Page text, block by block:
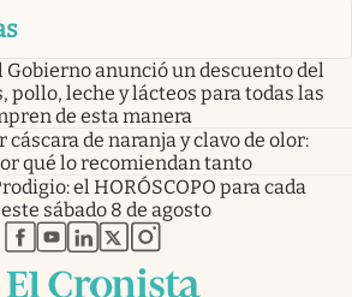
Gobierno anunció un descuento del
pollo, leche y lácteos para todas las
de esta manera
cáscara de naranja y clavo de olor:
qué lo recomiendan tanto
el HORÓSCOPO para cada
sábado 8 de agosto
abre en nueva pestaña
abre en nueva pestaña
abre en nueva pestaña
abre en nueva pestaña
abre en nueva pestaña